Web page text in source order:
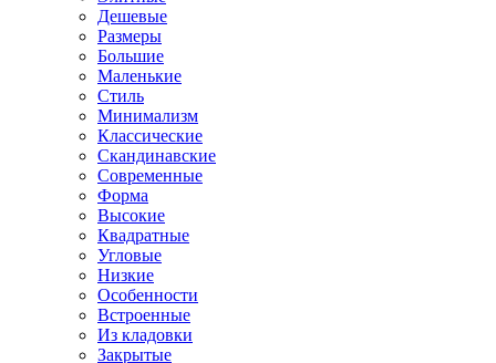
Дешевые
Размеры
Большие
Маленькие
Стиль
Минимализм
Классические
Скандинавские
Современные
Форма
Высокие
Квадратные
Угловые
Низкие
Особенности
Встроенные
Из кладовки
Закрытые